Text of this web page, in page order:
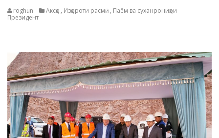
roghun Аксҳо , Изҳороти расмӣ , Паём ва суханрониҳои
Президент